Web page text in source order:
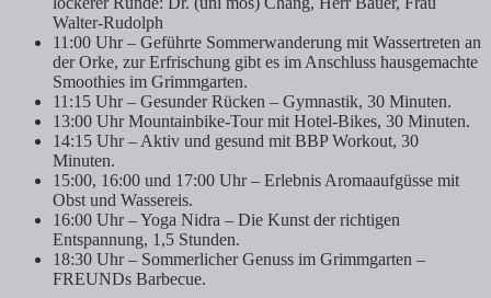
Walter-Rudolph
11:00 Uhr – Geführte Sommerwanderung mit Wassertreten an
der Orke, zur Erfrischung gibt es im Anschluss hausgemachte
Smoothies im Grimmgarten.
11:15 Uhr – Gesunder Rücken – Gymnastik, 30 Minuten.
13:00 Uhr Mountainbike-Tour mit Hotel-Bikes, 30 Minuten.
14:15 Uhr – Aktiv und gesund mit BBP Workout, 30
Minuten.
15:00, 16:00 und 17:00 Uhr – Erlebnis Aromaaufgüsse mit
Obst und Wassereis.
16:00 Uhr – Yoga Nidra – Die Kunst der richtigen
Entspannung, 1,5 Stunden.
18:30 Uhr – Sommerlicher Genuss im Grimmgarten –
FREUNDs Barbecue.